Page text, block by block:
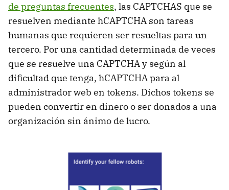
de preguntas frecuentes, las CAPTCHAS que se
resuelven mediante hCAPTCHA son tareas
humanas que requieren ser resueltas para un
tercero. Por una cantidad determinada de veces
que se resuelve una CAPTCHA y según al
dificultad que tenga, hCAPTCHA para al
administrador web en tokens. Dichos tokens se
pueden convertir en dinero o ser donados a una
organización sin ánimo de lucro.